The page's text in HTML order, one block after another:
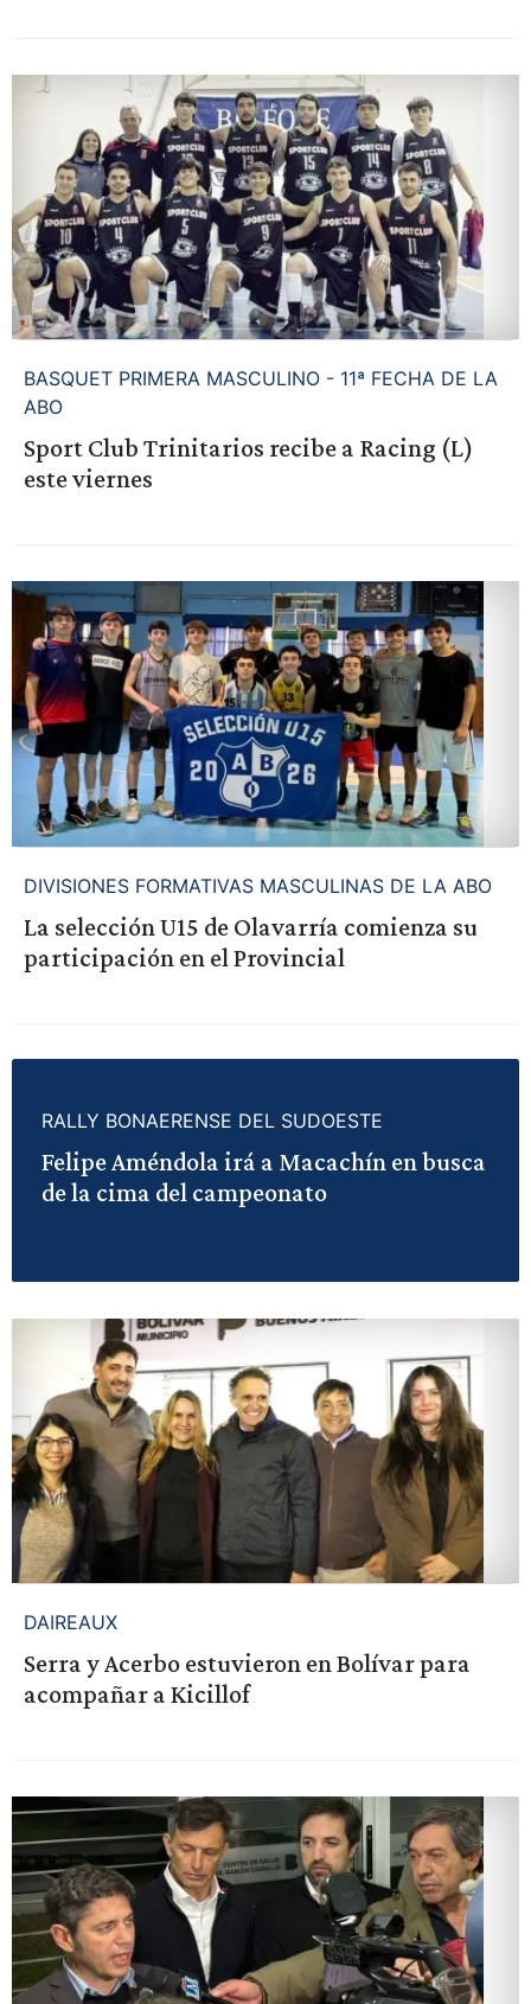
BASQUET PRIMERA MASCULINO - 11ª FECHA DE LA
ABO
Sport Club Trinitarios recibe a Racing (L)
este viernes
DIVISIONES FORMATIVAS MASCULINAS DE LA ABO
La selección U15 de Olavarría comienza su
participación en el Provincial
RALLY BONAERENSE DEL SUDOESTE
Felipe Améndola irá a Macachín en busca
de la cima del campeonato
DAIREAUX
Serra y Acerbo estuvieron en Bolívar para
acompañar a Kicillof